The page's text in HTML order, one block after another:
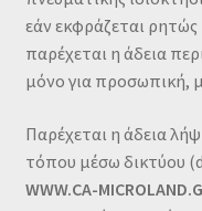
εάν εκφράζεται
παρέχεται η άδεια
μόνο για προσωπική,
Παρέχεται η άδεια
τόπου μέσω δικτύου
WWW.CA-MICROLAND